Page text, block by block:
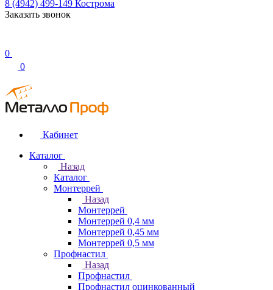
8 (4942) 499-149 Кострома
Заказать звонок
0
0
Кабинет
Каталог
Назад
Каталог
Монтеррей
Назад
Монтеррей
Монтеррей 0,4 мм
Монтеррей 0,45 мм
Монтеррей 0,5 мм
Профнастил
Назад
Профнастил
Профнастил оцинкованный